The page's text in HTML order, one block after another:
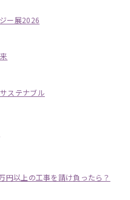
ー展2026
ステナブル
円以上の工事を請け負ったら？